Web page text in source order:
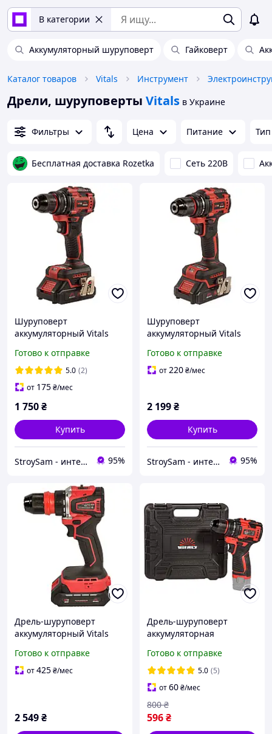
В категории
Аккумуляторный шуруповерт Гайковерт
Каталог товаров Vitals Инструмент
Дрели, шуруповерты Vitals в Украине
Фильтры Цена Питание Тип
Бесплатная доставка Rozetka Сеть 220В
Шуруповерт
аккумуляторный Vitals
Готово к отправке
5.0 (2)
от 175₴/мес
1 750₴
Купить
StroySam - интернет магазин инструментов 95%
Шуруповерт
аккумуляторный Vitals
Готово к отправке
от220₴/мес
2 199₴
Купить
StroySam - интернет магазин инструментов 95%
Дрель-шуруповерт
аккумуляторный Vitals
Готово к отправке
от425₴/мес
2 549₴
Дрель-шуруповерт
аккумуляторная
Master TLT AU 1232c BL
(Без АКБ и ЗУ, 12 В, 32 Нм,
10 мм) для дома
Готово к отправке
5.0 (5)
от60₴/мес
596₴
800 ₴